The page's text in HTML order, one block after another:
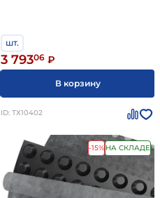
шт.
3 79306 ₽
В корзину
ID: ТХ10402
-15% НА СКЛАДЕ